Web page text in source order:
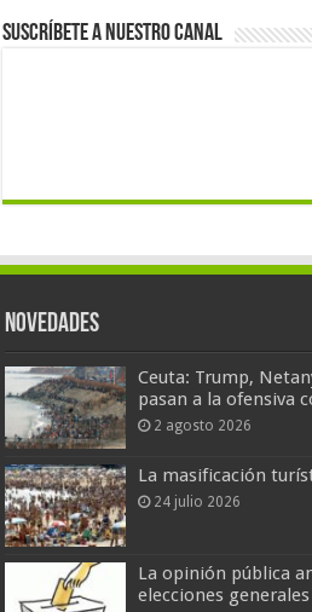
Suscríbete a nuestro canal
Novedades
Ceuta: Trump,
pasan a la ofensiva
2 agosto 2026
La masificación
24 julio 2026
La opinión pública
elecciones generales